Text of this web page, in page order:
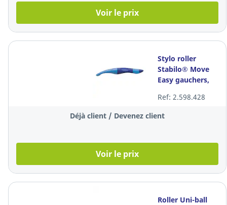
Voir le prix
Stylo roller
Stabilo® Move
Easy gauchers,
corps bleu
Ref: 2.598.428
Déjà client / Devenez client
Voir le prix
Roller Uni-ball